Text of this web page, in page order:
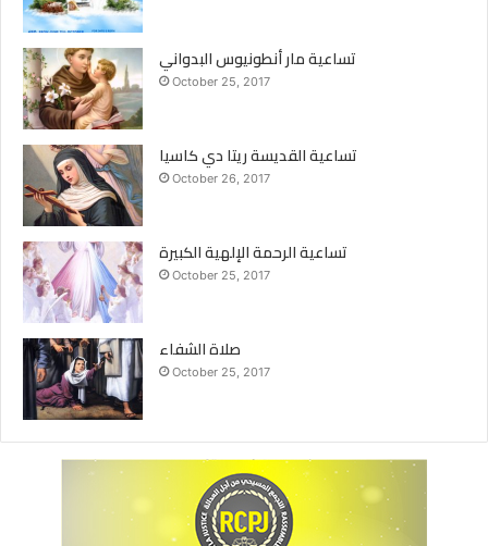
تساعية مار أنطونيوس البدواني
October 25, 2017
تساعية القديسة ريتا دي كاسيا
October 26, 2017
تساعية الرحمة الإلهية الكبيرة
October 25, 2017
صلاة الشفاء
October 25, 2017